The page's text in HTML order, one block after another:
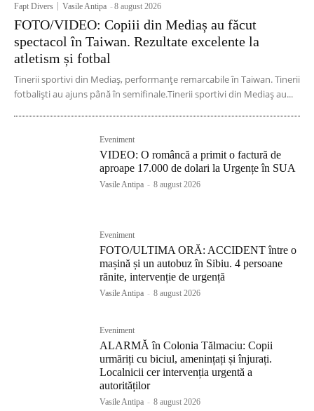
Fapt Divers Vasile Antipa -8 august 2026
FOTO/VIDEO: Copiii din Mediaș au făcut
spectacol în Taiwan. Rezultate excelente la
atletism și fotbal
Tinerii sportivi din Mediaș, performanțe remarcabile în Taiwan. Tinerii
fotbaliști au ajuns până în semifinale.Tinerii sportivi din Mediaș au...
Eveniment
VIDEO: O româncă a primit o factură de
aproape 17.000 de dolari la Urgențe în SUA
Vasile Antipa - 8 august 2026
Eveniment
FOTO/ULTIMA ORĂ: ACCIDENT între o
mașină și un autobuz în Sibiu. 4 persoane
rănite, intervenție de urgență
Vasile Antipa - 8 august 2026
Eveniment
ALARMĂ în Colonia Tălmaciu: Copii
urmăriți cu biciul, amenințați și înjurați.
Localnicii cer intervenția urgentă a
autorităților
Vasile Antipa - 8 august 2026